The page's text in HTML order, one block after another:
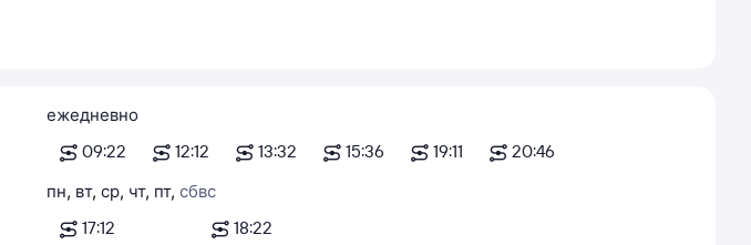
ежедневно
09:22
12:12 13:32 15:36 19:11
20:46
пн, вт, ср, чт, пт, сб
17:12
вс
18:22